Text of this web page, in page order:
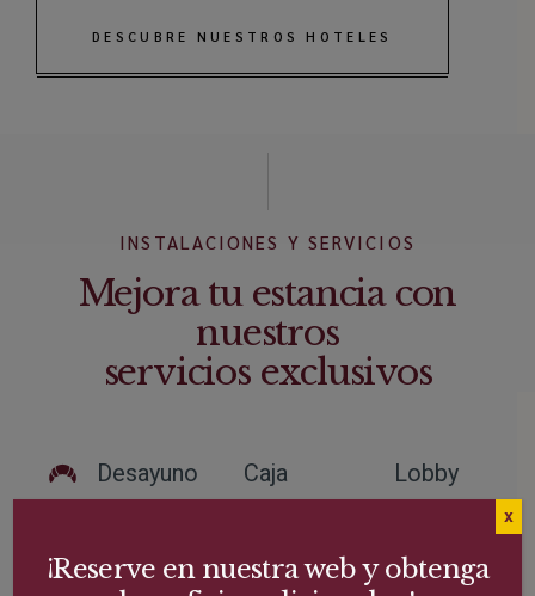
DESCUBRE NUESTROS HOTELES
INSTALACIONES Y SERVICIOS
Mejora tu estancia con
nuestros
servicios exclusivos
Desayuno
Caja
cada
Lobby
jardín
¡Reserve en nuestra web y obtenga
X